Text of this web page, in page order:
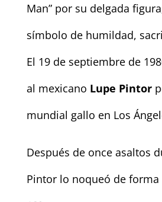
Man” por su delgada
símbolo de humildad,
El 19 de septiembre de
al mexicano Lupe Pintor
mundial gallo en Los
Después de once asaltos
Pintor lo noqueó de forma